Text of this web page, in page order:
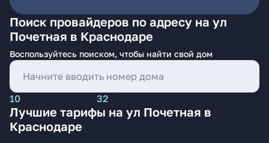
Поиск провайдеров по адресу на ул
Почетная в Краснодаре
Воспользуйтесь поиском, чтобы найти свой дом
10 32
Лучшие тарифы на ул Почетная в
Краснодаре